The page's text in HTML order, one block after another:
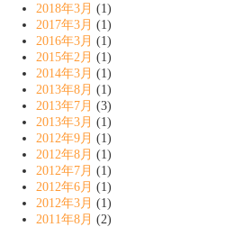
2018年3月 (1)
2017年3月 (1)
2016年3月 (1)
2015年2月 (1)
2014年3月 (1)
2013年8月 (1)
2013年7月 (3)
2013年3月 (1)
2012年9月 (1)
2012年8月 (1)
2012年7月 (1)
2012年6月 (1)
2012年3月 (1)
2011年8月 (2)